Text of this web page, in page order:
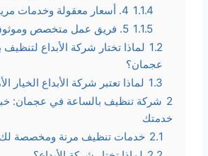
1.1.4 4. أسعار معقولة وخدمات مريحة
1.1.5 5. فريق عمل متخصص وموثوق
1.2 لماذا تختار شركة الأبداع
عجمان؟
1.3 لماذا تعتبر شركة الأبداع
2 شركة تنظيف بالساعة في عجمان:
خدمتك
2.1 خدمات تنظيف مرنة ومخصصة لك